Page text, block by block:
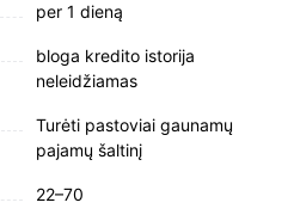
per 1 dieną
bloga kredito istorija
neleidžiamas
Turėti pastoviai gaunamų
pajamų šaltinį
22–70